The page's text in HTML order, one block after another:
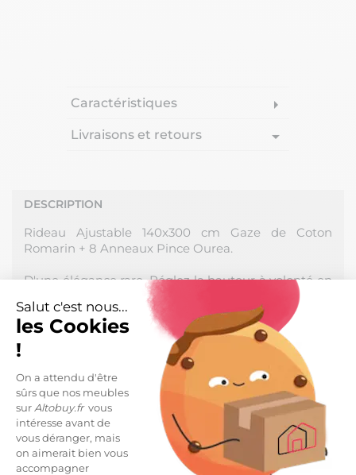
Salut c'est nous...
les Cookies
!
On a attendu d'être
sûrs que nos meubles
sur Altobuy.frvous
intéresse avant de
vous déranger, mais
on aimerait bien vous
accompagner
Caractéristiques arrow_right
Livraisons et retours arrow_drop_down
DESCRIPTION
Rideau Ajustable 140x300 cm Gaze de Coton
Romarin + 8 Anneaux Pince Ourea.
D'une élégance rare. Réglez la hauteur à volonté en
repliant le tissu sur lui-même. Peut aussi servir de
nappe ou de plaid ! Une conception en double gaze
de coton, légère, fluide et confortable. Une matière
qui gagne en souplesse et en douceur au fil des
lavages. Naturellement froissée : pas besoin de
repasser !
Fabrication 100% Coton, densité 125 g/m2. Coutures
des bords en points de bourdon ton sur ton (anti-
effilochage). Rideau vendu à l'unité. Produit certifié
OEKO-TEX.